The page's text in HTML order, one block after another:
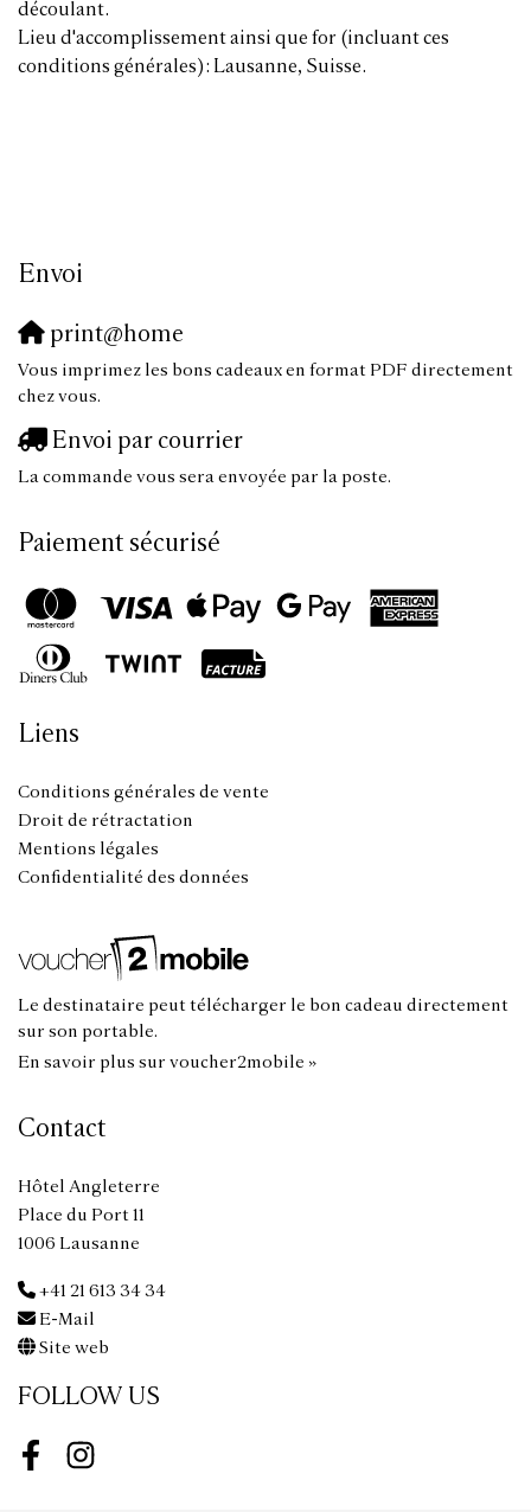
découlant.
Lieu d'accomplissement ainsi que for (incluant ces
conditions générales): Lausanne, Suisse.
Envoi
print@home
Vous imprimez les bons cadeaux en format PDF directement
chez vous.
Envoi par courrier
La commande vous sera envoyée par la poste.
Paiement sécurisé
Liens
Conditions générales de vente
Droit de rétractation
Mentions légales
Confidentialité des données
Le destinataire peut télécharger le bon cadeau directement
sur son portable.
En savoir plus sur voucher2mobile »
Contact
Hôtel Angleterre
Place du Port 11
1006 Lausanne
+41 21 613 34 34
E-Mail
Site web
FOLLOW US
FacebookInstagram